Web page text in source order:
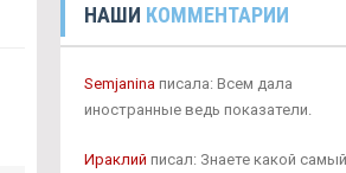
НАШИ КОММЕНТАРИИ
Semjaninaписала: Всем дала
иностранные ведь показатели.
Ираклий писал: Знаете какой